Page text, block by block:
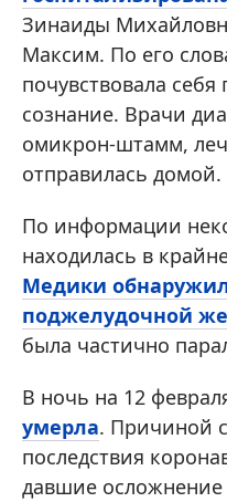
Зинаиды
Максим. По его
почувствовала
сознание. Врачи
омикрон-штамм,
отправилась домой.
По информации
находилась в
Медики
поджелудочной
была частично
В ночь на 12
умерла. Причиной
последствия
давшие осложнение